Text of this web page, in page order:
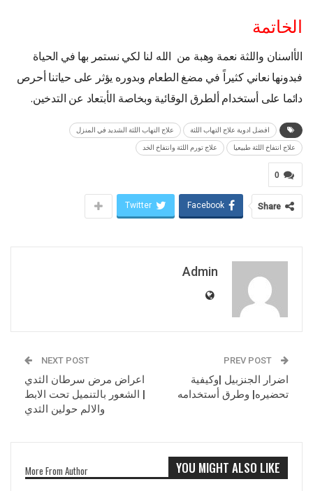
الخاتمة
الأاسنان واللثة نعمة وهبة من الله لنا لكي نستمر بها في الحياة
فبدونها نعاني كثيراً في مضغ الطعام وبدوره يؤثر على حياتنا أحرص
دائما على أستخدام ألطرق الوقائية وبخاصة الأبتعاد عن التدخين.
افضل ادوية علاج التهاب اللثة علاج التهاب اللثة الشديد في المنزل
علاج انتفاخ اللثة طبيعيا علاج تورم اللثة وانتفاخ الخد
0
Share
Facebook
Twitter
Admin
اضرار الجنزبيل |وكيفية
تحضيره| وطرق أستخدامه
NEXT POST
اعراض مرض سرطان الثدي
| الشعور بالتنميل تحت الابط
والالم حولين الثدي
YOU MIGHT ALSO LIKE
More From Author